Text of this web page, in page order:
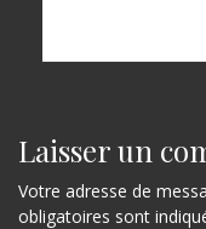
Laisser un
Votre adresse de
obligatoires sont